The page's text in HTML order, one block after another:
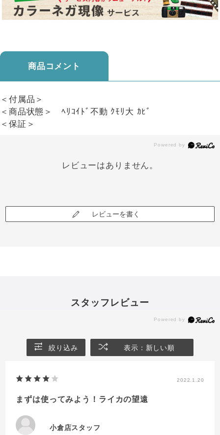
商品コメント
＜付属品＞
＜商品状態＞ ﾍﾘｺｲﾄﾞ不動 ｸﾓﾘ大 ｶﾋﾞ
＜保証＞
レビューはありません。
レビューを書く
スタッフレビュー
絞り込み 表示：新しい順
2022.1.20
まずは使ってみよう！ライカの望遠
小倉店スタッフ